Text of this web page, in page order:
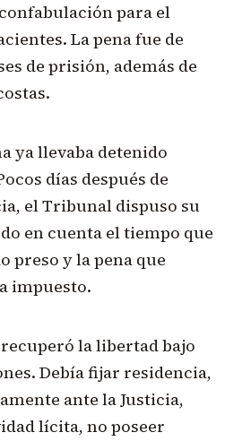
para el
La pena fue de
de prisión, además de
ya llevaba detenido
días después de
el Tribunal dispuso su
en cuenta el tiempo que
preso y la pena que
impuesto.
recuperó la libertad bajo
Debía fijar residencia,
ante la Justicia,
lícita, no poseer